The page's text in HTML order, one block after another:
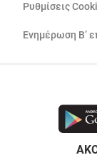
Ρυθμίσεις
Ενημέρωση Β’